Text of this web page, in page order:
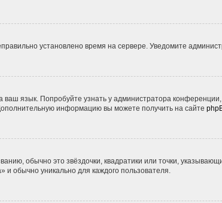
установлено время на сервере. Уведомите
язык. Попробуйте узнать у администратора
информацию вы можете получить на сайте
обычно это звёздочки, квадратики или точки,
обычно уникально для каждого пользователя.